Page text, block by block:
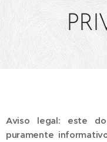
Aviso legal: este
puramente